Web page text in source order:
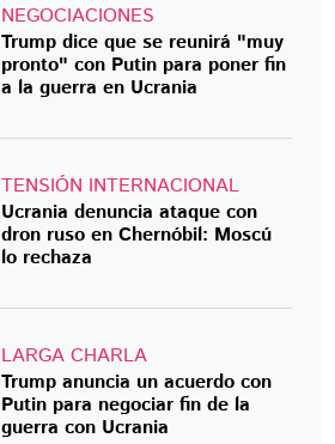
NEGOCIACIONES
Trump dice que se reunirá "muy
pronto" con Putin para poner fin
a la guerra en Ucrania
TENSIÓN INTERNACIONAL
Ucrania denuncia ataque con
dron ruso en Chernóbil: Moscú
lo rechaza
LARGA CHARLA
Trump anuncia un acuerdo con
Putin para negociar fin de la
guerra con Ucrania